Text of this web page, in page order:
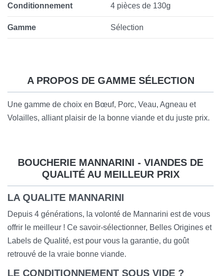
Conditionnement 4 pièces de 130g
Gamme Sélection
A PROPOS DE GAMME SÉLECTION
Une gamme de choix en Bœuf, Porc, Veau, Agneau et
Volailles, alliant plaisir de la bonne viande et du juste prix.
BOUCHERIE MANNARINI - VIANDES DE
QUALITÉ AU MEILLEUR PRIX
LA QUALITE MANNARINI
Depuis 4 générations, la volonté de Mannarini est de vous
offrir le meilleur ! Ce savoir-sélectionner, Belles Origines et
Labels de Qualité, est pour vous la garantie, du goût
retrouvé de la vraie bonne viande.
LE CONDITIONNEMENT SOUS VIDE ?